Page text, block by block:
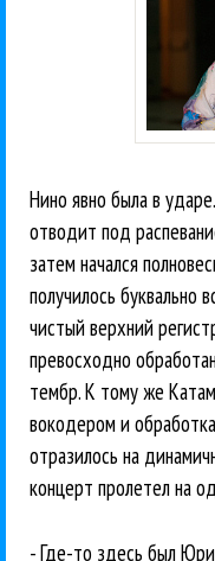
Нино явно была в
отводит под
затем начался
получилось буквально
чистый верхний
превосходно
тембр. К тому же
вокодером и
отразилось на
концерт пролетел на
- Где-то здесь был